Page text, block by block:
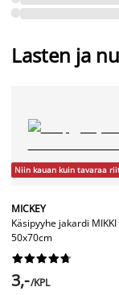
Lasten ja
Niin kauan kuin tavaraa
MICKEY
Käsipyyhe jakardi MIKKI
50x70cm






3,-/KPL